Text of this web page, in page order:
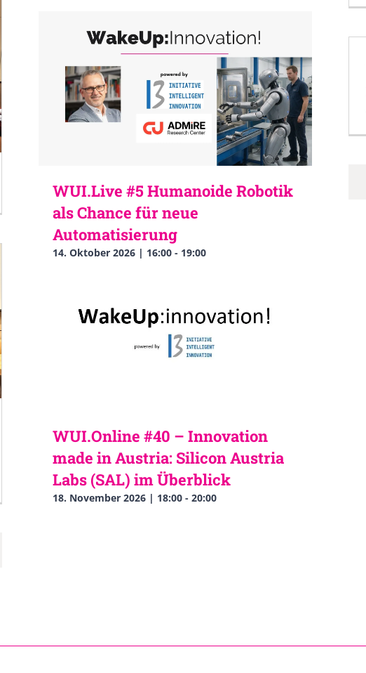
WUI.Live #5 Humanoide Robotik
als Chance für neue
Automatisierung
14. Oktober 2026 | 16:00- 19:00
WUI.Online #40 – Innovation
made in Austria: Silicon Austria
Labs (SAL) im Überblick
18. November 2026 | 18:00- 20:00